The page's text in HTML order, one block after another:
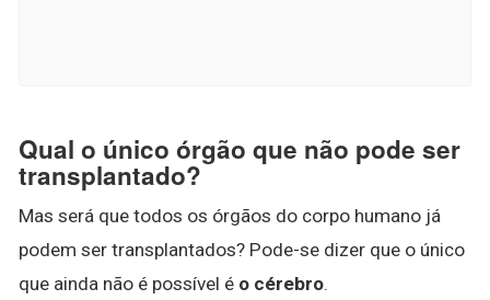
Qual o único órgão que não pode ser
transplantado?
Mas será que todos os órgãos do corpo humano já
podem ser transplantados? Pode-se dizer que o único
que ainda não é possível é o cérebro.